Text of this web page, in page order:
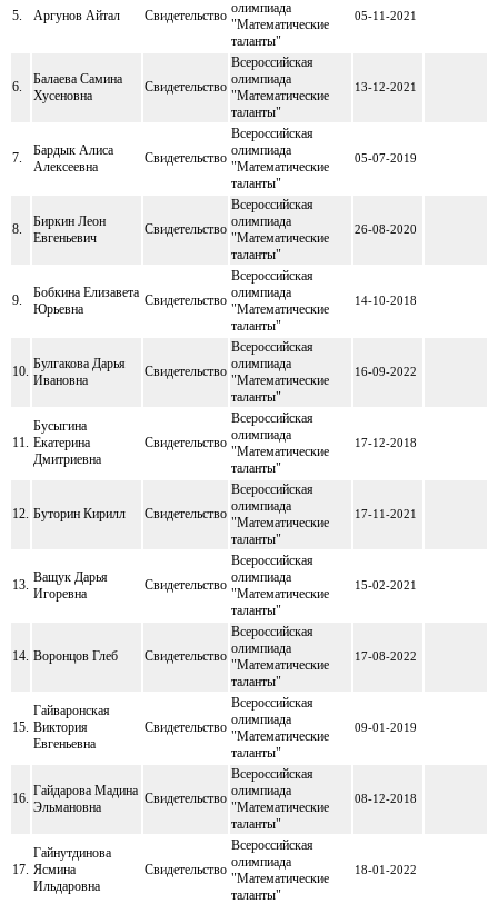
5. Аргунов Айтал Свидетельство олимпиада
"Математические
таланты"
05-11-2021
6.
Балаева Самина
Хусеновна
Свидетельство
Всероссийская
олимпиада
"Математические
таланты"
13-12-2021
7.
Бардык Алиса
Алексеевна
Свидетельство
Всероссийская
олимпиада
"Математические
таланты"
05-07-2019
8.
Биркин Леон
Евгеньевич
Свидетельство
Всероссийская
олимпиада
"Математические
таланты"
26-08-2020
9.
Бобкина Елизавета
Юрьевна
Свидетельство
Всероссийская
олимпиада
"Математические
таланты"
14-10-2018
10. Булгакова Дарья
Ивановна
Свидетельство
Всероссийская
олимпиада
"Математические
таланты"
16-09-2022
11.
Бусыгина
Екатерина
Дмитриевна
Свидетельство
Всероссийская
олимпиада
"Математические
таланты"
17-12-2018
12. Буторин Кирилл Свидетельство
Всероссийская
олимпиада
"Математические
таланты"
17-11-2021
13. Ващук Дарья
Игоревна
Свидетельство
Всероссийская
олимпиада
"Математические
таланты"
15-02-2021
14. Воронцов Глеб Свидетельство
Всероссийская
олимпиада
"Математические
таланты"
17-08-2022
15.
Гайваронская
Виктория
Евгеньевна
Свидетельство
Всероссийская
олимпиада
"Математические
таланты"
09-01-2019
16. Гайдарова Мадина
Эльмановна
Свидетельство
Всероссийская
олимпиада
"Математические
таланты"
08-12-2018
17.
Гайнутдинова
Ясмина
Ильдаровна
Свидетельство
Всероссийская
олимпиада
"Математические
таланты"
18-01-2022